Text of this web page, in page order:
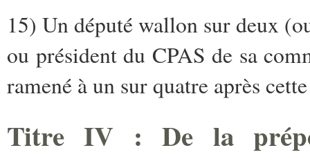
15) Un député wallon sur deux
ou président du CPAS de sa
ramené à un sur quatre après
Titre IV : De la